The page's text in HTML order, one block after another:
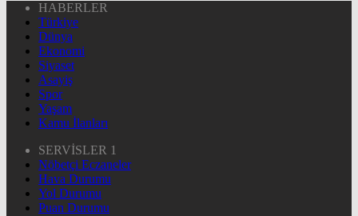
HABERLER
Türkiye
Dünya
Ekonomi
Siyaset
Asayiş
Spor
Yaşam
Kamu İlanları
SERVİSLER 1
Nöbetçi Eczaneler
Hava Durumu
Yol Durumu
Puan Durumu